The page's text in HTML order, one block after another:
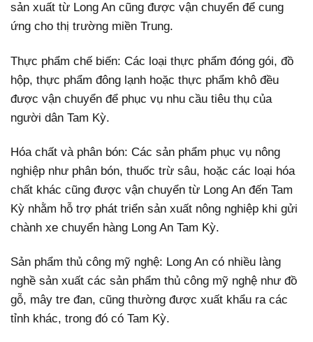
sản xuất từ Long An cũng được vận chuyển để cung
ứng cho thị trường miền Trung.
Thực phẩm chế biến: Các loại thực phẩm đóng gói, đồ
hộp, thực phẩm đông lạnh hoặc thực phẩm khô đều
được vận chuyển để phục vụ nhu cầu tiêu thụ của
người dân Tam Kỳ.
Hóa chất và phân bón: Các sản phẩm phục vụ nông
nghiệp như phân bón, thuốc trừ sâu, hoặc các loại hóa
chất khác cũng được vận chuyển từ Long An đến Tam
Kỳ nhằm hỗ trợ phát triển sản xuất nông nghiệp khi gửi
chành xe chuyển hàng Long An Tam Kỳ.
Sản phẩm thủ công mỹ nghệ: Long An có nhiều làng
nghề sản xuất các sản phẩm thủ công mỹ nghệ như đồ
gỗ, mây tre đan, cũng thường được xuất khẩu ra các
tỉnh khác, trong đó có Tam Kỳ.